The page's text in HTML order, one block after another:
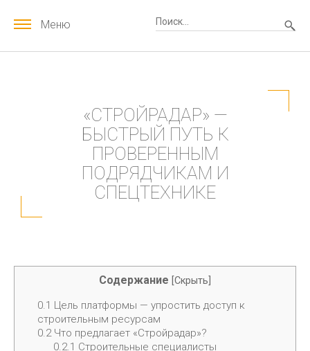
Меню
«СТРОЙРАДАР» —
БЫСТРЫЙ ПУТЬ К
ПРОВЕРЕННЫМ
ПОДРЯДЧИКАМ И
СПЕЦТЕХНИКЕ
Содержание Скрыть
0.1 Цель платформы — упростить доступ к
строительным ресурсам
0.2Что предлагает «Стройрадар»?
0.2.1 Строительные специалисты